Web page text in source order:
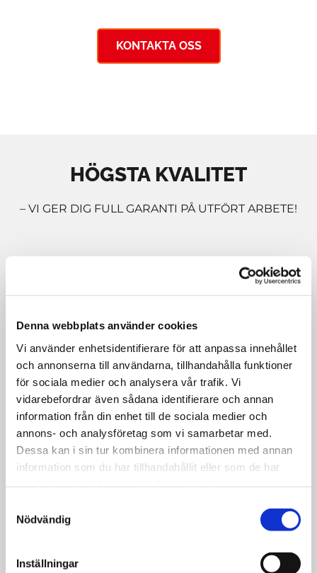
Denna webbplats använder cookies
Vi använder enhetsidentifierare för att anpassa innehållet
och annonserna till användarna, tillhandahålla funktioner
för sociala medier och analysera vår trafik. Vi
vidarebefordrar även sådana identifierare och annan
information från din enhet till de sociala medier och
annons- och analysföretag som vi samarbetar med.
Dessa kan i sin tur kombinera informationen med annan
information som du har tillhandahållit eller som de har
Nödvändig
Inställningar
KONTAKTA OSS
HÖGSTA KVALITET
– VI GER DIG FULL GARANTI PÅ UTFÖRT ARBETE!
diod eller spotlights. Variationer och stora
möjligheter gör det möjligt att skräddasy eller
massproducera den typ av
varumärkesbyggande skyltning som just ditt
företag har störst behov av. Skyltstolpar och
markpyloner är landmärken som ger extra
tyngd åt fastigheten och företaget.